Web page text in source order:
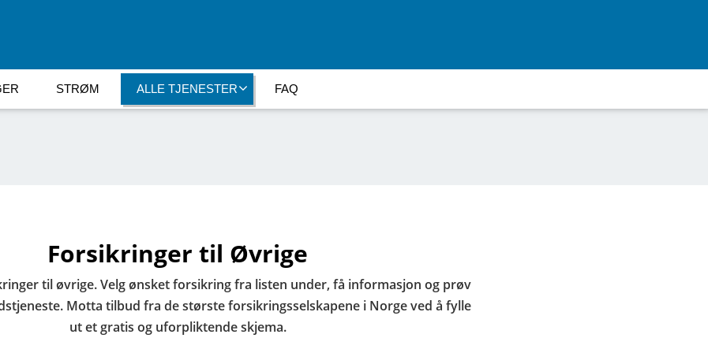
STRØM ALLE TJENESTER FAQ
Forsikringer til Øvrige
til øvrige. Velg ønsket forsikring fra listen under, få informasjon og prøv
Motta tilbud fra de største forsikringsselskapene i Norge ved å fylle
ut et gratis og uforpliktende skjema.